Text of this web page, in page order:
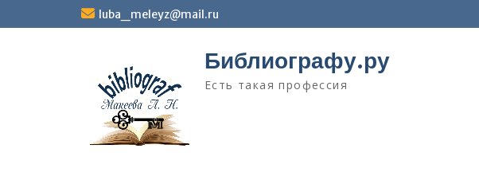
к
luba_meleyz@mail.ru
Библиографу.ру
Есть такая профессия